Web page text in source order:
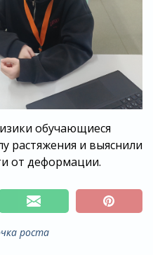
обучающиеся
растяжения и выяснили
от деформации.
роста